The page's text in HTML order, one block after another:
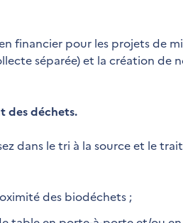
financier pour les projets de
séparée) et la création de
des déchets.
dans le tri à la source et le
des biodéchets ;